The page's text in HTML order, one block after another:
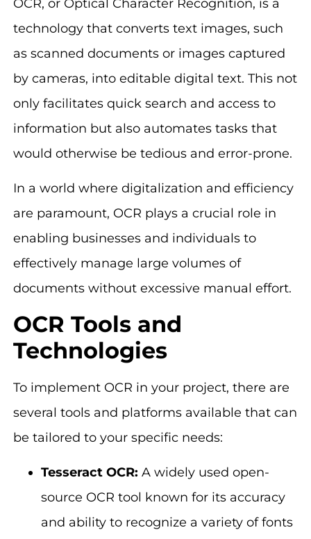
OCR, or Optical Character Recognition, is a
technology that converts text images, such
as scanned documents or images captured
by cameras, into editable digital text. This not
only facilitates quick search and access to
information but also automates tasks that
would otherwise be tedious and error-prone.
In a world where digitalization and efficiency
are paramount, OCR plays a crucial role in
enabling businesses and individuals to
effectively manage large volumes of
documents without excessive manual effort.
OCR Tools and
Technologies
To implement OCR in your project, there are
several tools and platforms available that can
be tailored to your specific needs:
Tesseract OCR: A widely used open-
source OCR tool known for its accuracy
and ability to recognize a variety of fonts